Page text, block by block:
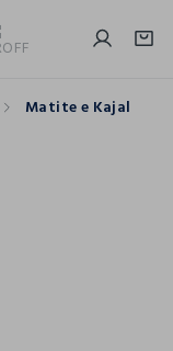
Matite e Kajal